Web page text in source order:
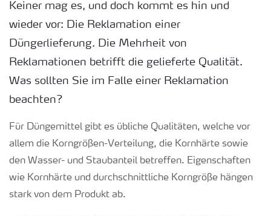
Keiner mag es, und doch kommt es hin und
wieder vor: Die Reklamation einer
Düngerlieferung. Die Mehrheit von
Reklamationen betrifft die gelieferte Qualität.
Was sollten Sie im Falle einer Reklamation
beachten?
Für Düngemittel gibt es übliche Qualitäten, welche vor
allem die Korngrößen-Verteilung, die Kornhärte sowie
den Wasser- und Staubanteil betreffen. Eigenschaften
wie Kornhärte und durchschnittliche Korngröße hängen
stark von dem Produkt ab.